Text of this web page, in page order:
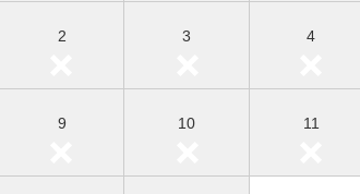
2 3 4
9 10 11